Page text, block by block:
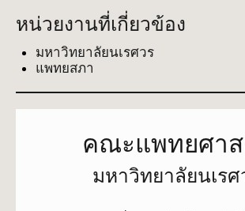
หน่วยงานที่เกี่ยวข้อง
มหาวิทยาลัยนเรศวร
แพทยสภา
คณะแพทยศา
มหาวิทยาลัยนเรศ